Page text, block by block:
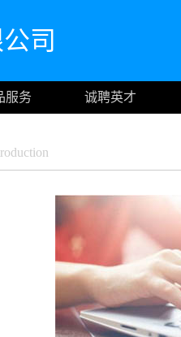
司
服务 诚聘英才